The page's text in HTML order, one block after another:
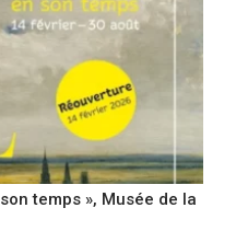
temps », Musée de la